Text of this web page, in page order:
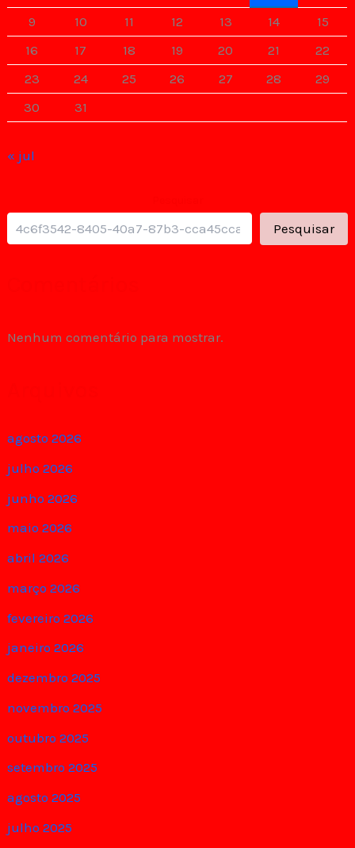
9 10 11 12 13 14
15
16
17 18 19 20 21
22
23
24 25 26 27 28
29
30
31
« jul
Pesquisar
Nenhum comentário para mostrar.
agosto 2026
julho 2026
junho 2026
maio 2026
abril 2026
março 2026
fevereiro 2026
janeiro 2026
dezembro 2025
novembro 2025
outubro 2025
setembro 2025
agosto 2025
julho 2025